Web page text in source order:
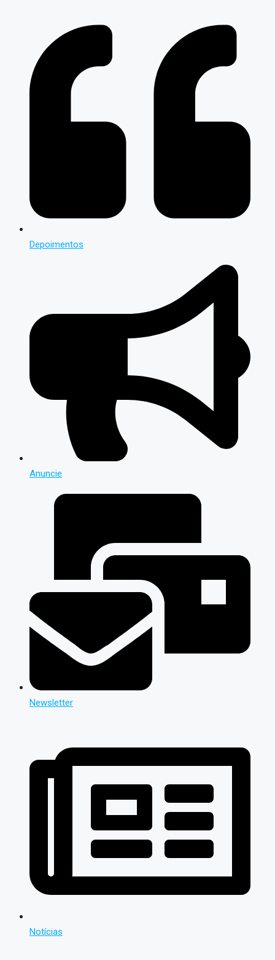
Depoimentos
Anuncie
Newsletter
Notícias